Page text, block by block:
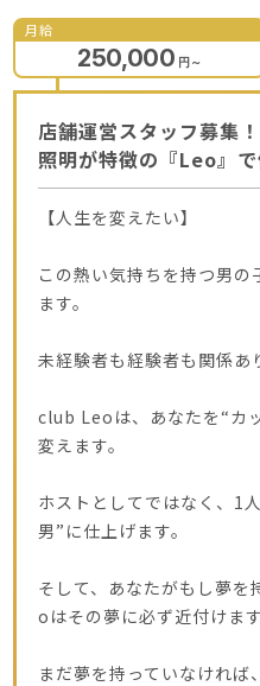
月給
250,000 円～
店舗運営スタッフ募集
照明が特徴の『Leo』
【人生を変えたい】
この熱い気持ちを持つ男
ます。
未経験者も経験者も関係あ
club Leoは、あなたを“カ
変えます。
ホストとしてではなく、1
男”に仕上げます。
そして、あなたがもし夢
oはその夢に必ず近付けます
まだ夢を持っていなけれ